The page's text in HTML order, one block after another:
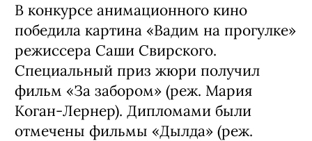
В конкурсе анимационного кино
победила картина «Вадим на прогулке»
режиссера Саши Свирского.
Специальный приз жюри получил
фильм «За забором» (реж. Мария
Коган-Лернер). Дипломами были
отмечены фильмы «Дылда» (реж.